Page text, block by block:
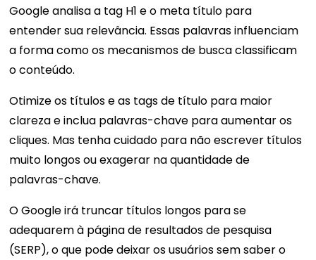
Google analisa a tag H1 e o meta título para
entender sua relevância. Essas palavras influenciam
a forma como os mecanismos de busca classificam
o conteúdo.
Otimize os títulos e as tags de título para maior
clareza e inclua palavras-chave para aumentar os
cliques. Mas tenha cuidado para não escrever títulos
muito longos ou exagerar na quantidade de
palavras-chave.
O Google irá truncar títulos longos para se
adequarem à página de resultados de pesquisa
(SERP), o que pode deixar os usuários sem saber o